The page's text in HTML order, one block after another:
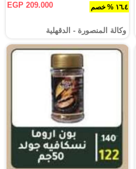
١٦.٤ % خصم EGP 209.000
وكالة المنصورة - الدقهلية‎